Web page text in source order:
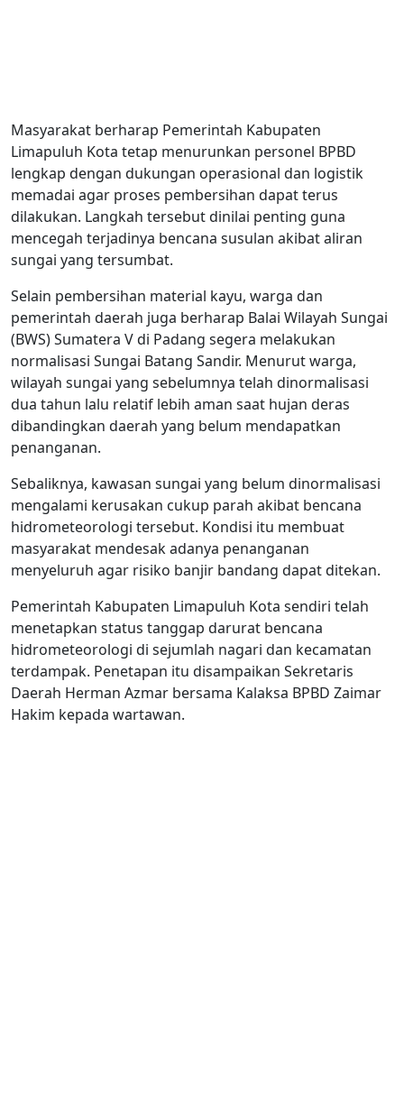
Masyarakat berharap Pemerintah Kabupaten
Limapuluh Kota tetap menurunkan personel BPBD
lengkap dengan dukungan operasional dan logistik
memadai agar proses pembersihan dapat terus
dilakukan. Langkah tersebut dinilai penting guna
mencegah terjadinya bencana susulan akibat aliran
sungai yang tersumbat.
Selain pembersihan material kayu, warga dan
pemerintah daerah juga berharap Balai Wilayah Sungai
(BWS) Sumatera V di Padang segera melakukan
normalisasi Sungai Batang Sandir. Menurut warga,
wilayah sungai yang sebelumnya telah dinormalisasi
dua tahun lalu relatif lebih aman saat hujan deras
dibandingkan daerah yang belum mendapatkan
penanganan.
Sebaliknya, kawasan sungai yang belum dinormalisasi
mengalami kerusakan cukup parah akibat bencana
hidrometeorologi tersebut. Kondisi itu membuat
masyarakat mendesak adanya penanganan
menyeluruh agar risiko banjir bandang dapat ditekan.
Pemerintah Kabupaten Limapuluh Kota sendiri telah
menetapkan status tanggap darurat bencana
hidrometeorologi di sejumlah nagari dan kecamatan
terdampak. Penetapan itu disampaikan Sekretaris
Daerah Herman Azmar bersama Kalaksa BPBD Zaimar
Hakim kepada wartawan.